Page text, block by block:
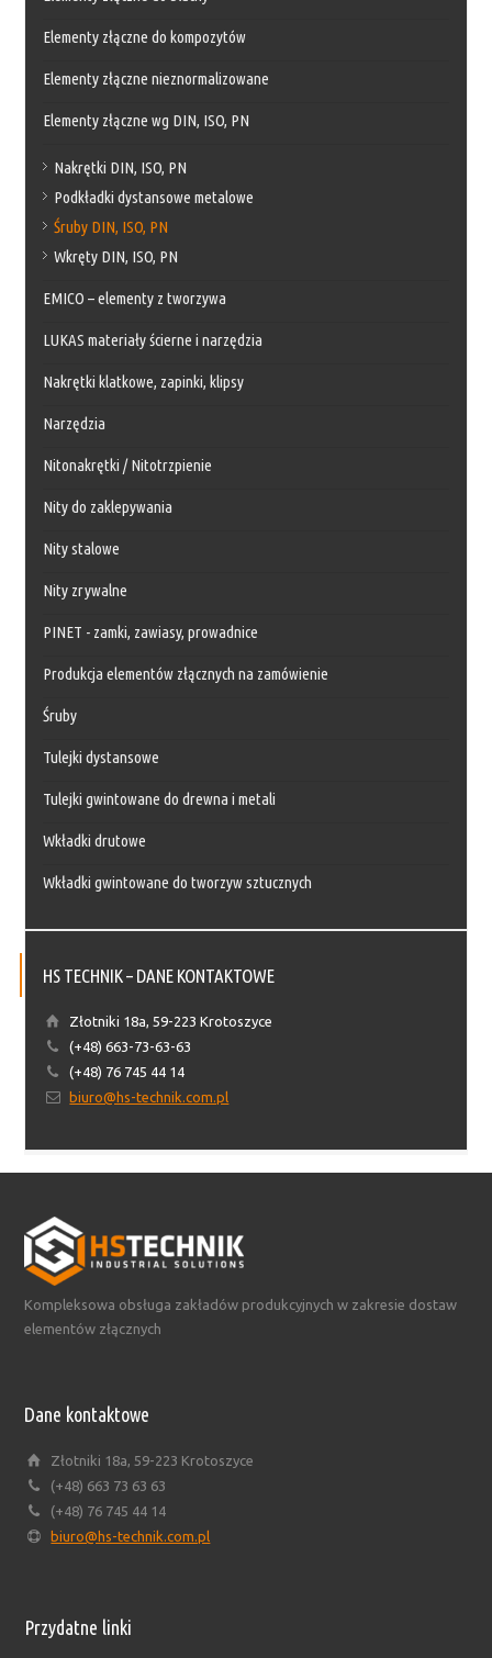
Elementy złączne do kompozytów
Elementy złączne nieznormalizowane
Elementy złączne wg DIN, ISO, PN
Nakrętki DIN, ISO, PN
Podkładki dystansowe metalowe
Śruby DIN, ISO, PN
Wkręty DIN, ISO, PN
EMICO – elementy z tworzywa
LUKAS materiały ścierne i narzędzia
Nakrętki klatkowe, zapinki, klipsy
Narzędzia
Nitonakrętki / Nitotrzpienie
Nity do zaklepywania
Nity stalowe
Nity zrywalne
PINET - zamki, zawiasy, prowadnice
Produkcja elementów złącznych na zamówienie
Śruby
Tulejki dystansowe
Tulejki gwintowane do drewna i metali
Wkładki drutowe
Wkładki gwintowane do tworzyw sztucznych
HS TECHNIK – DANE KONTAKTOWE
Złotniki 18a, 59-223 Krotoszyce
(+48) 663-73-63-63
(+48) 76 745 44 14
biuro@hs-technik.com.pl
Kompleksowa obsługa zakładów produkcyjnych w zakresie dostaw
elementów złącznych
Dane kontaktowe
Złotniki 18a, 59-223 Krotoszyce
(+48) 663 73 63 63
(+48) 76 745 44 14
biuro@hs-technik.com.pl
Przydatne linki